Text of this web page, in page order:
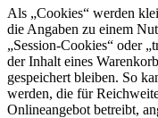
Als „Cookies“ werden
die Angaben zu einem
„Session-Cookies“ oder
der Inhalt eines
gespeichert bleiben. So
werden, die für
Onlineangebot betreibt,